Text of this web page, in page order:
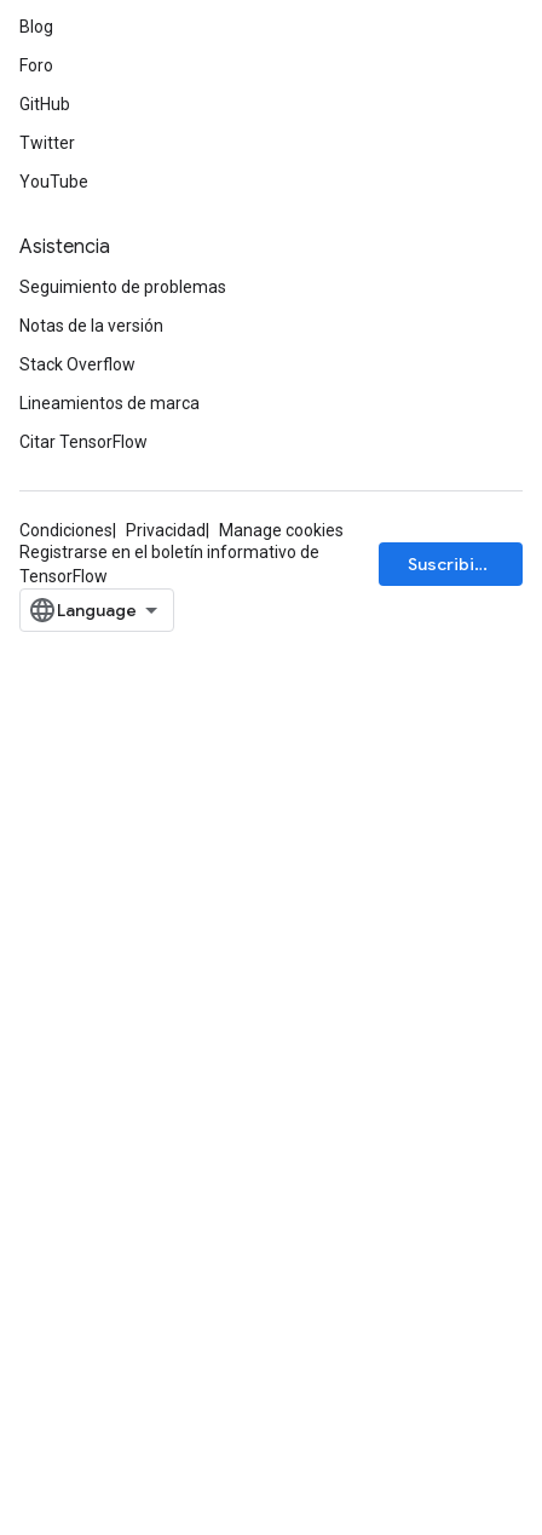
Blog
Foro
GitHub
Twitter
YouTube
Asistencia
Seguimiento de problemas
Notas de la versión
Stack Overflow
Lineamientos de marca
Citar TensorFlow
Condiciones Privacidad
Manage cookies
Registrarse en el boletín informativo de
TensorFlow
Suscribirse